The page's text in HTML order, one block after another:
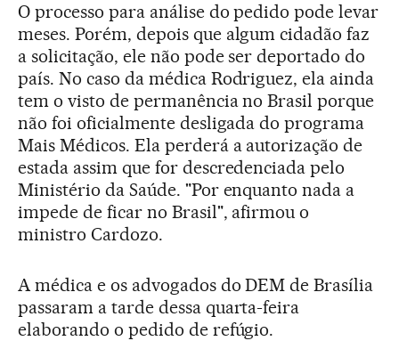
O processo para análise do pedido pode levar
meses. Porém, depois que algum cidadão faz
a solicitação, ele não pode ser deportado do
país. No caso da médica Rodriguez, ela ainda
tem o visto de permanência no Brasil porque
não foi oficialmente desligada do programa
Mais Médicos. Ela perderá a autorização de
estada assim que for descredenciada pelo
Ministério da Saúde. "Por enquanto nada a
impede de ficar no Brasil", afirmou o
ministro Cardozo.
A médica e os advogados do DEM de Brasília
passaram a tarde dessa quarta-feira
elaborando o pedido de refúgio.